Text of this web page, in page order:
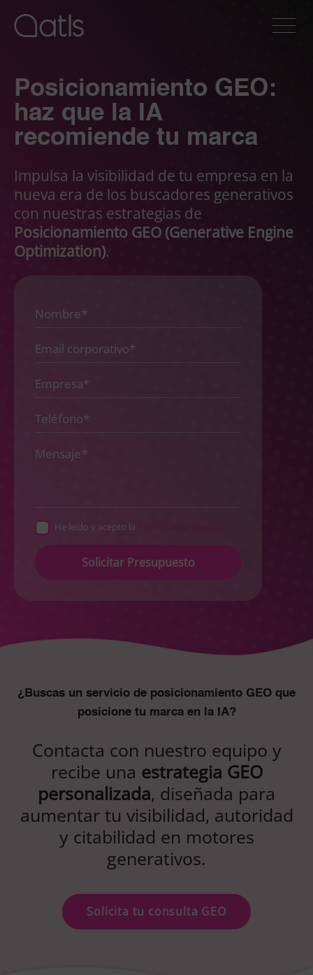
Posicionamiento GEO:
haz que la IA
recomiende tu marca
Impulsa la visibilidad de tu empresa en la
nueva era de los buscadores generativos
con nuestras estrategias de
Posicionamiento GEO (Generative Engine
Optimization).
He leído y acepto la
¿Buscas un servicio de posicionamiento GEO que
posicione tu marca en la IA?
Contacta con nuestro equipo y
recibe una estrategia GEO
personalizada, diseñada para
aumentar tu visibilidad, autoridad
y citabilidad en motores
generativos.
Solicita tu consulta GEO